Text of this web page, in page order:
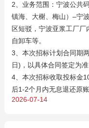
2、业务范围：宁波公共
镇海、大榭、梅山）–宁
区短驳，宁波亚浆工厂厂
自卸车等。
3、本次招标计划合同期
日)，以具体合同签定为准
4、本次招标收取投标金
后1-2个月内无息退还原账
2026-07-14